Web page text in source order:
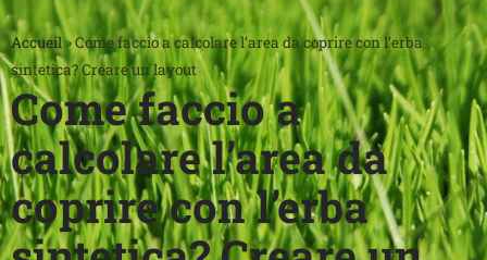
Accueil»Come faccio a calcolare l’area da coprire con l’erba
sintetica? Creare un layout
Come faccio a
calcolare l’area da
coprire con l’erba